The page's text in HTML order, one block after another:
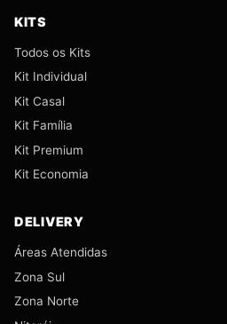
KITS
Todos os Kits
Kit Individual
Kit Casal
Kit Família
Kit Premium
Kit Economia
DELIVERY
Áreas Atendidas
Zona Sul
Zona Norte